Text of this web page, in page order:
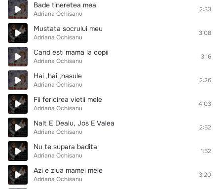
Bade tineretea mea
Adriana Ochisanu
2:33
Mustata socrului meu
Adriana Ochisanu
3:08
Cand esti mama la copii
Adriana Ochisanu
3:16
Hai ,hai ,nasule
Adriana Ochisanu
2:26
Fii fericirea vietii mele
Adriana Ochisanu
4:03
Nalt E Dealu, Jos E Valea
Adriana Ochisanu
2:52
Nu te supara badita
Adriana Ochisanu
1:52
Azi e ziua mamei mele
Adriana Ochisanu
3:20